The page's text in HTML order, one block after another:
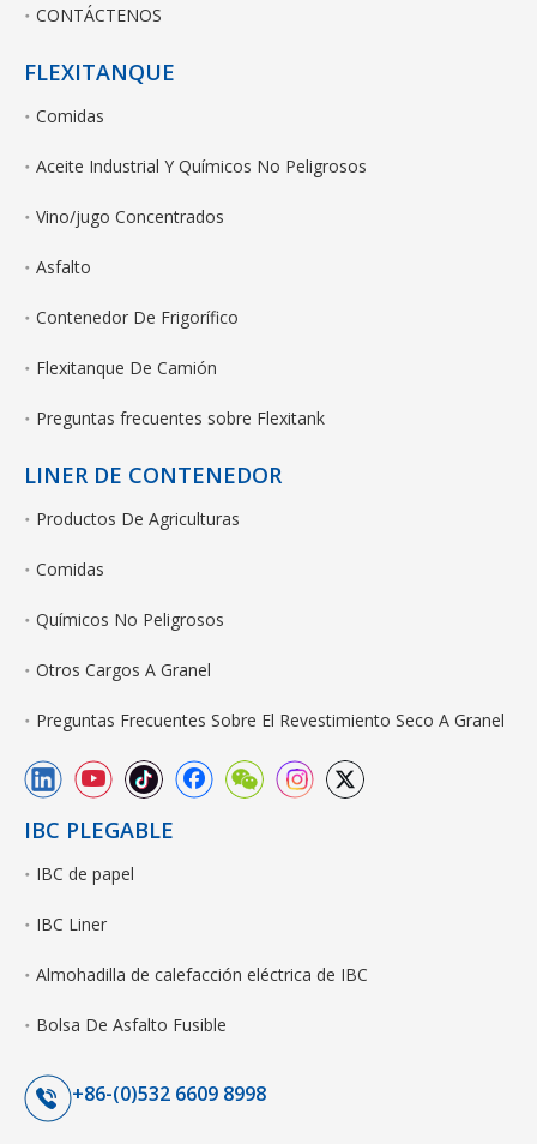
CONTÁCTENOS
FLEXITANQUE
Comidas
Aceite Industrial Y Químicos No Peligrosos
Vino/jugo Concentrados
Asfalto
Contenedor De Frigorífico
Flexitanque De Camión
Preguntas frecuentes sobre Flexitank
LINER DE CONTENEDOR
Productos De Agriculturas
Comidas
Químicos No Peligrosos
Otros Cargos A Granel
Preguntas Frecuentes Sobre El Revestimiento Seco A Granel
IBC PLEGABLE
IBC de papel
IBC Liner
Almohadilla de calefacción eléctrica de IBC
Bolsa De Asfalto Fusible
+86-(0)532 6609 8998